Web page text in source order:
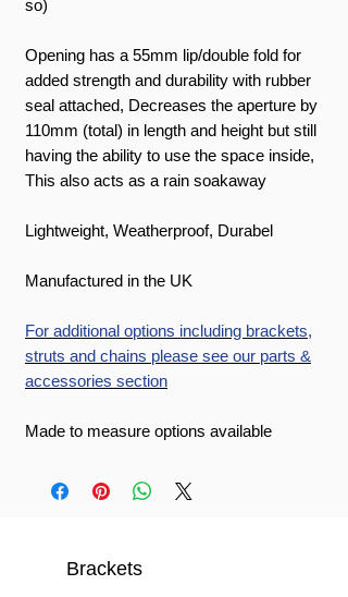
so)
Opening has a 55mm lip/double fold for
added strength and durability with rubber
seal attached, Decreases the aperture by
110mm (total) in length and height but still
having the ability to use the space inside,
This also acts as a rain soakaway
Lightweight, Weatherproof, Durabel
Manufactured in the UK
For additional options including brackets,
struts and chains please see our parts &
accessories section
Made to measure options available
Brackets